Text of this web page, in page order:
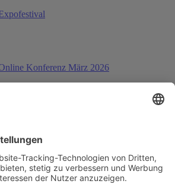
Konferenz März 2026
Co. KG